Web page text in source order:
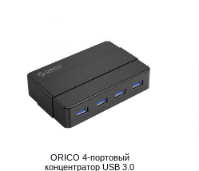
ORICO 4-портовый
концентратор USB 3.0